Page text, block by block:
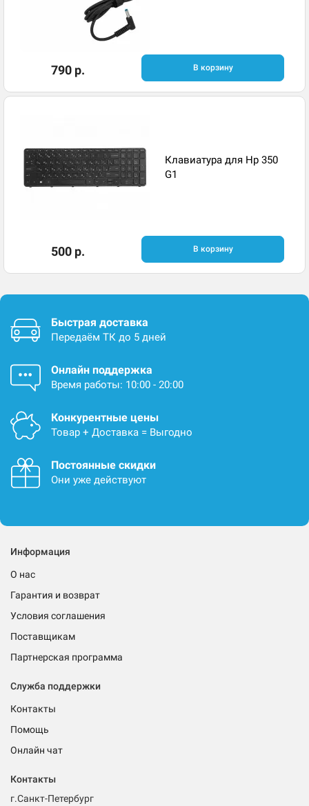
790 р. В корзину
Клавиатура для Hp 350
G1
500 р. В корзину
Быстрая доставка
Передаём ТК до 5 дней
Онлайн поддержка
Время работы: 10:00 - 20:00
Конкурентные цены
Товар + Доставка = Выгодно
Постоянные скидки
Они уже действуют
Информация
О нас
Гарантия и возврат
Условия соглашения
Поставщикам
Партнерская программа
Служба поддержки
Контакты
Помощь
Онлайн чат
Контакты
г.Санкт-Петербург